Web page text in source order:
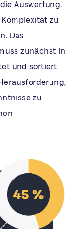
Auswertung.
Komplexität zu
Das
zunächst in
und sortiert
zu